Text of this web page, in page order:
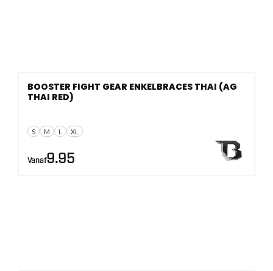
S M L XL
BOOSTER FIGHT GEAR ENKELBRACES THAI (AG
THAI RED)
Vanaf9.95